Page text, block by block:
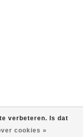
verbeteren. Is dat
cookies »